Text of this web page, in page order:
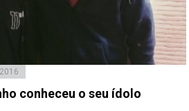
conheceu o seu ídolo